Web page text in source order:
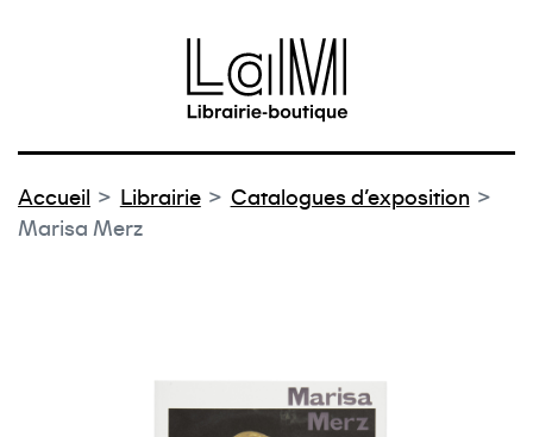
Accueil Librairie
Catalogues d'exposition
Marisa Merz